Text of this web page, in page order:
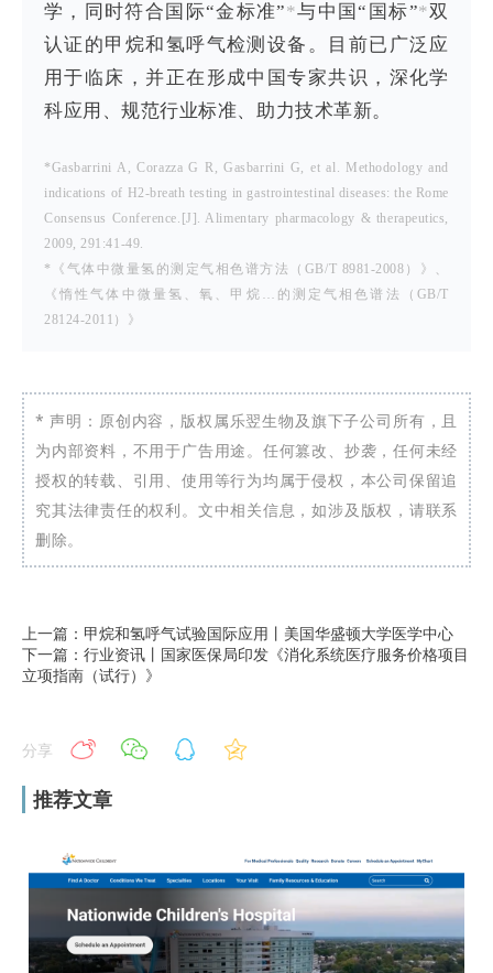
学，同时符合国际“金标准”*与中国“国标”*双
认证的甲烷和氢呼气检测设备。目前已广泛应
用于临床，并正在形成中国专家共识，深化学
科应用、规范行业标准、助力技术革新。
*Gasbarrini A, Corazza G R, Gasbarrini G, et al. Methodology and
indications of H2-breath testing in gastrointestinal diseases: the Rome
Consensus Conference.[J]. Alimentary pharmacology & therapeutics,
2009, 291:41-49.
*
《气体中微量氢的测定气相色谱方法（GB/T 8981-2008）》、
《惰性气体中微量氢、氧、甲烷…的测定气相色谱法（GB/T
28124-2011）》
* 声明：原创内容，版权属乐翌生物及旗下子公司所有，且
为内部资料，不用于广告用途。任何篡改、抄袭，任何未经
授权的转载、引用、使用等行为均属于侵权，本公司保留追
究其法律责任的权利。文中相关信息，如涉及版权，请联系
删除。
上一篇：甲烷和氢呼气试验国际应用丨美国华盛顿大学医学中心
下一篇：行业资讯丨国家医保局印发《消化系统医疗服务价格项目
立项指南（试行）》
分享
推荐文章